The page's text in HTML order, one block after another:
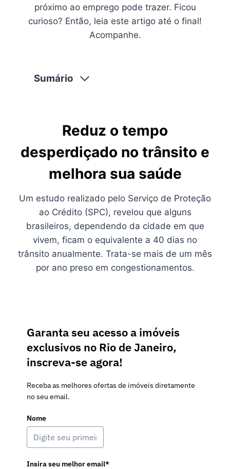
próximo ao emprego pode trazer. Ficou
curioso? Então, leia este artigo até o final!
Acompanhe.
Sumário
Reduz o tempo
desperdiçado no trânsito e
melhora sua saúde
Um estudo realizado pelo Serviço de Proteção
ao Crédito (SPC), revelou que alguns
brasileiros, dependendo da cidade em que
vivem, ficam o equivalente a 40 dias no
trânsito anualmente. Trata-se mais de um mês
por ano preso em congestionamentos.
Garanta seu acesso a imóveis
exclusivos no Rio de Janeiro,
inscreva-se agora!
Receba as melhores ofertas de imóveis diretamente
no seu email.
Nome
Insira seu melhor email*